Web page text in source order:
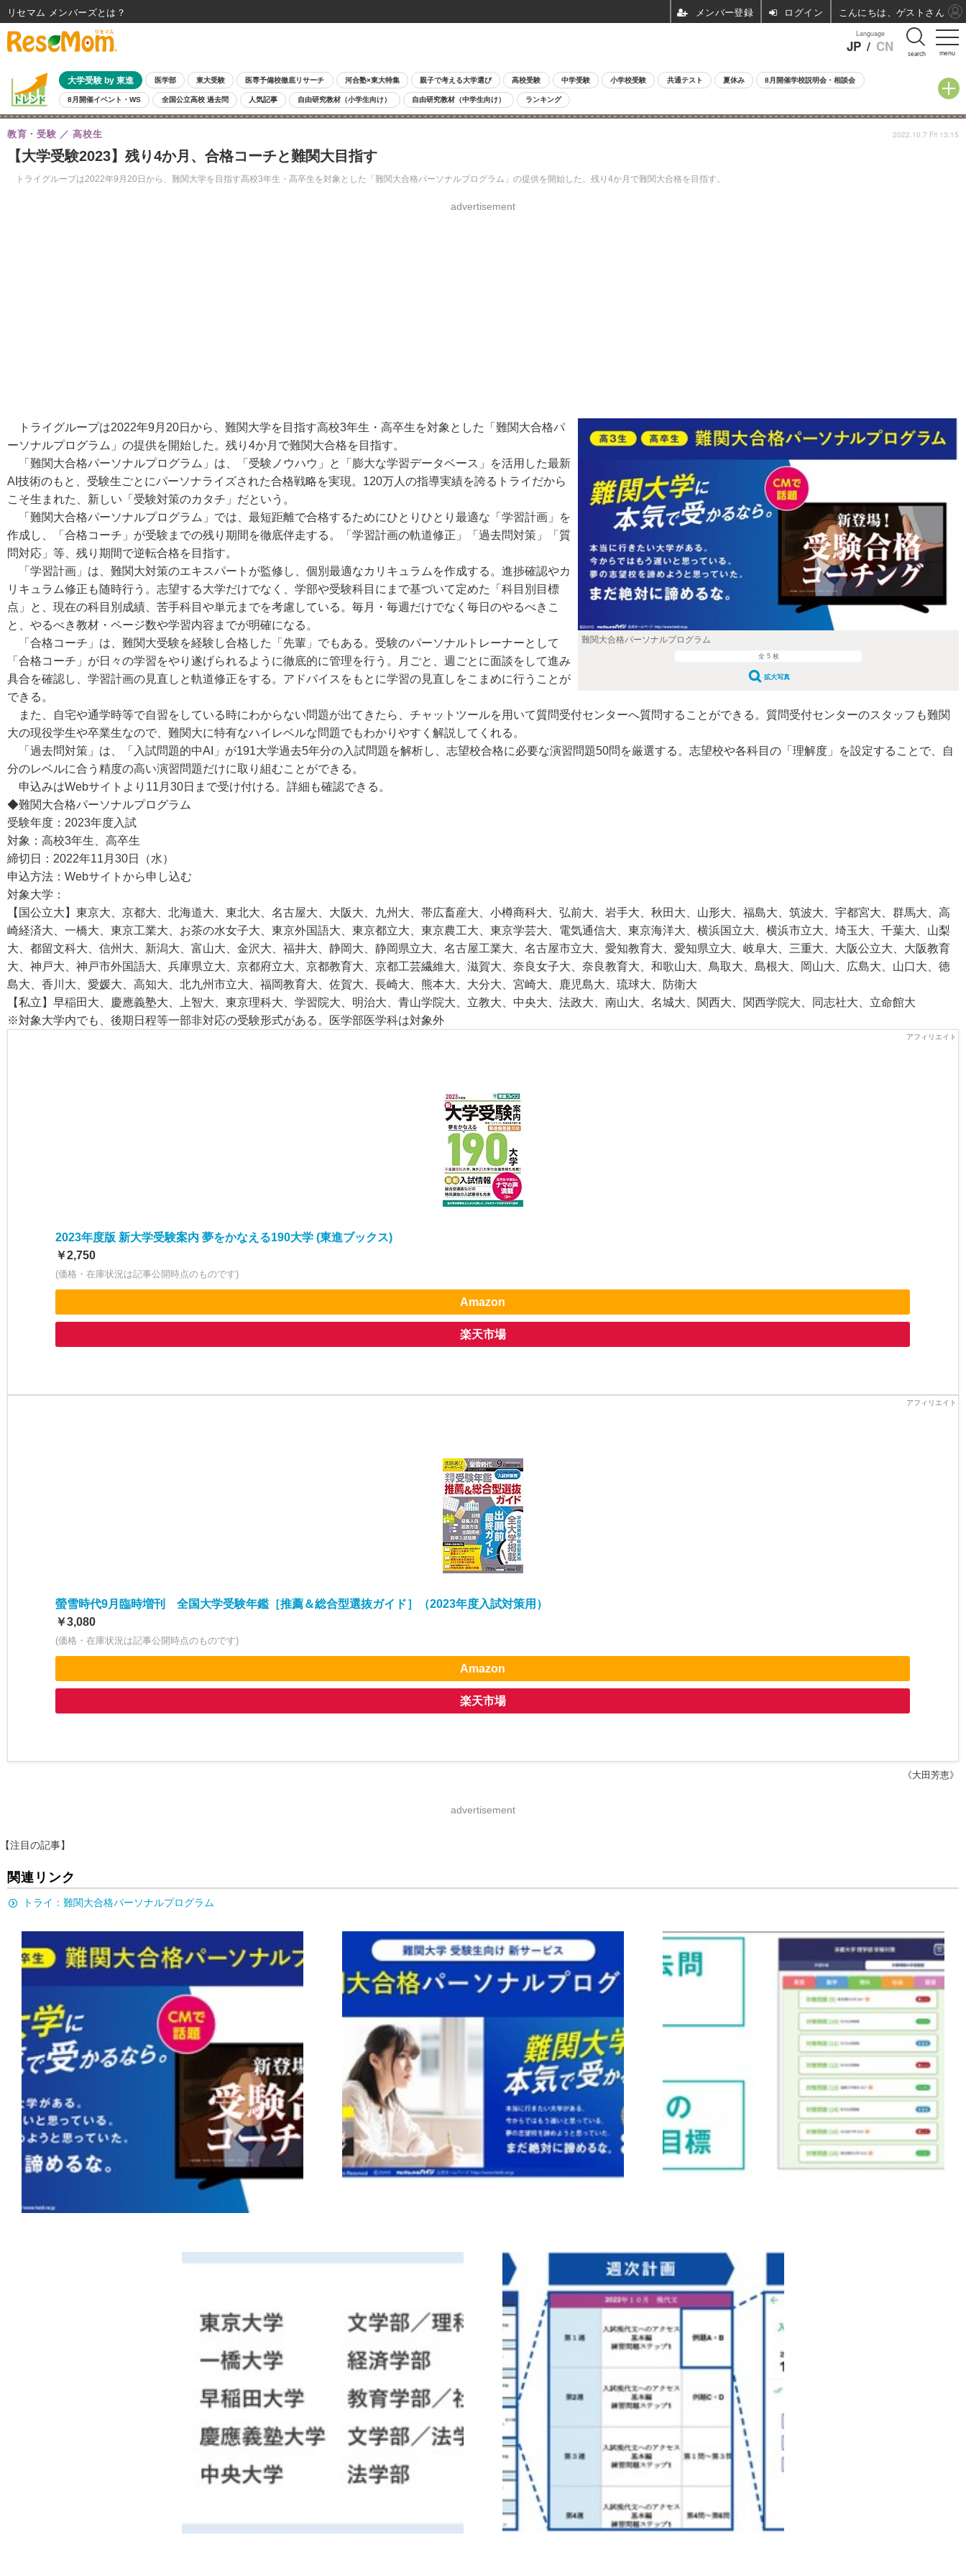
menu
Language
JP / CN search
大学受験 by 東進 医学部 東大受験 医専予備校徹底リサーチ 河合塾×東大特集 親子で考える大学選び 高校受験 中学受験 小学校受験 共通テスト 夏休み 8月開催学校説明会・相談会
8月開催イベント・WS 全国公立高校 過去問 人気記事 自由研究教材（小学生向け） 自由研究教材（中学生向け） ランキング
【大学受験2023】残り4か月、合格コーチと難関大目指す
トライグループは2022年9月20日から、難関大学を目指す高校3年生・高卒生を対象とした「難関大合格パーソナルプログラム」の提供を開始した。残り4か月で難関大合格を目指す。
教育・受験 高校生
advertisement
2022.10.7 Fri 13:15
難関大合格パーソナルプログラム
全 5 枚
拡大写真
トライグループは2022年9月20日から、難関大学を目指す高校3年生・高卒生を対象とした「難関大合格パ
ーソナルプログラム」の提供を開始した。残り4か月で難関大合格を目指す。
「難関大合格パーソナルプログラム」は、「受験ノウハウ」と「膨大な学習データベース」を活用した最新
AI技術のもと、受験生ごとにパーソナライズされた合格戦略を実現。120万人の指導実績を誇るトライだから
こそ生まれた、新しい「受験対策のカタチ」だという。
「難関大合格パーソナルプログラム」では、最短距離で合格するためにひとりひとり最適な「学習計画」を
作成し、「合格コーチ」が受験までの残り期間を徹底伴走する。「学習計画の軌道修正」「過去問対策」「質
問対応」等、残り期間で逆転合格を目指す。
「学習計画」は、難関大対策のエキスパートが監修し、個別最適なカリキュラムを作成する。進捗確認やカ
リキュラム修正も随時行う。志望する大学だけでなく、学部や受験科目にまで基づいて定めた「科目別目標
点」と、現在の科目別成績、苦手科目や単元までを考慮している。毎月・毎週だけでなく毎日のやるべきこ
と、やるべき教材・ページ数や学習内容までが明確になる。
「合格コーチ」は、難関大受験を経験し合格した「先輩」でもある。受験のパーソナルトレーナーとして
「合格コーチ」が日々の学習をやり遂げられるように徹底的に管理を行う。月ごと、週ごとに面談をして進み
具合を確認し、学習計画の見直しと軌道修正をする。アドバイスをもとに学習の見直しをこまめに行うことが
できる。
また、自宅や通学時等で自習をしている時にわからない問題が出てきたら、チャットツールを用いて質問受付センターへ質問することができる。質問受付センターのスタッフも難関
大の現役学生や卒業生なので、難関大に特有なハイレベルな問題でもわかりやすく解説してくれる。
「過去問対策」は、「入試問題的中AI」が191大学過去5年分の入試問題を解析し、志望校合格に必要な演習問題50問を厳選する。志望校や各科目の「理解度」を設定することで、自
分のレベルに合う精度の高い演習問題だけに取り組むことができる。
申込みはWebサイトより11月30日まで受け付ける。詳細も確認できる。
◆難関大合格パーソナルプログラム
受験年度：2023年度入試
対象：高校3年生、高卒生
締切日：2022年11月30日（水）
申込方法：Webサイトから申し込む
対象大学：
【国公立大】東京大、京都大、北海道大、東北大、名古屋大、大阪大、九州大、帯広畜産大、小樽商科大、弘前大、岩手大、秋田大、山形大、福島大、筑波大、宇都宮大、群馬大、高
崎経済大、一橋大、東京工業大、お茶の水女子大、東京外国語大、東京都立大、東京農工大、東京学芸大、電気通信大、東京海洋大、横浜国立大、横浜市立大、埼玉大、千葉大、山梨
大、都留文科大、信州大、新潟大、富山大、金沢大、福井大、静岡大、静岡県立大、名古屋工業大、名古屋市立大、愛知教育大、愛知県立大、岐阜大、三重大、大阪公立大、大阪教育
大、神戸大、神戸市外国語大、兵庫県立大、京都府立大、京都教育大、京都工芸繊維大、滋賀大、奈良女子大、奈良教育大、和歌山大、鳥取大、島根大、岡山大、広島大、山口大、徳
島大、香川大、愛媛大、高知大、北九州市立大、福岡教育大、佐賀大、長崎大、熊本大、大分大、宮崎大、鹿児島大、琉球大、防衛大
【私立】早稲田大、慶應義塾大、上智大、東京理科大、学習院大、明治大、青山学院大、立教大、中央大、法政大、南山大、名城大、関西大、関西学院大、同志社大、立命館大
※対象大学内でも、後期日程等一部非対応の受験形式がある。医学部医学科は対象外
2023年度版 新大学受験案内 夢をかなえる190大学 (東進ブックス)
￥2,750
(価格・在庫状況は記事公開時点のものです)
Amazon
楽天市場
螢雪時代9月臨時増刊 全国大学受験年鑑［推薦＆総合型選抜ガイド］（2023年度入試対策用）
￥3,080
(価格・在庫状況は記事公開時点のものです)
Amazon
楽天市場
《大田芳恵》
advertisement
【注目の記事】
関連リンク
トライ：難関大合格パーソナルプログラム
リセマム メンバーズ ログイン こんにちは、ゲストさん